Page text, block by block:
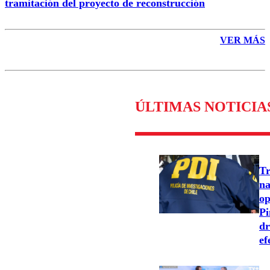
tramitación del proyecto de reconstrucción
VER MÁS
ÚLTIMAS